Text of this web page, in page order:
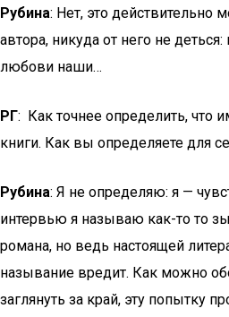
Рубина: Нет, это действительно
автора, никуда от него не
любови наши…
РГ: Как точнее определить, что
книги. Как вы определяете для
Рубина: Я не определяю: я —
интервью я называю как-то то
романа, но ведь настоящей
называние вредит. Как можно
заглянуть за край, эту попытку